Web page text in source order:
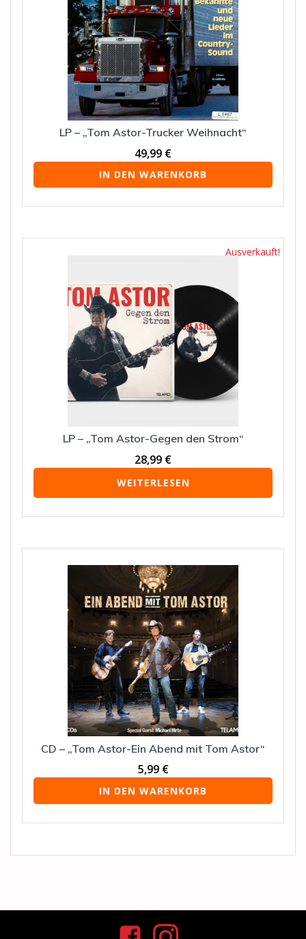
LP – „Tom Astor-Trucker Weihnacht“
49,99 €
IN DEN WARENKORB
Ausverkauft!
LP – „Tom Astor-Gegen den Strom“
28,99 €
WEITERLESEN
CD – „Tom Astor-Ein Abend mit Tom Astor“
5,99 €
IN DEN WARENKORB